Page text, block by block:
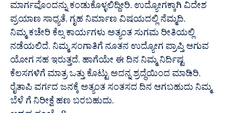
ಮಾರ್ಗವೊಂದನ್ನು ಕಂಡುಕೊಳ್ಳಲಿದ್ದೀರಿ. ಉದ್ಯೋಗಕ್ಕಾಗಿ ವಿದೇಶ
ಪ್ರಯಾಣ ಸಾಧ್ಯತೆ. ಗೃಹ ನಿರ್ಮಾಣ ವಿಷಯದಲ್ಲಿ ನೆಮ್ಮದಿ.
ನಿಮ್ಮ ಕಚೇರಿ ಕೆಲ್ಸ ಕಾರ್ಯಗಳು ಅತ್ಯಂತ ಸುಗಮ ರೀತಿಯಲ್ಲಿ
ನಡೆಯಲಿದೆ. ನಿಮ್ಮ ಸಂಗಾತಿಗೆ ನೂತನ ಉದ್ಯೋಗ ಪ್ರಾಪ್ತಿ ಆಗುವ
ಯೋಗ ಸಹ ಇರುತ್ತದೆ. ಹಾಗೆಯೇ ಈ ದಿನ ನಿಮ್ಮ ನಿರ್ದಿಷ್ಟ
ಕೆಲಸಗಳಿಗೆ ಮಾತ್ರ ಒತ್ತು ಕೊಟ್ಟು ಅದನ್ನ ಶ್ರದ್ಧೆಯಿಂದ ಮಾಡಿರಿ.
ರೈತಾಪಿ ವರ್ಗದ ಜನಕ್ಕೆ ಅತ್ಯಂತ ಸಂತಸದ ದಿನ ಆಗಬಹುದು ನಿಮ್ಮ
ಬೆಳೆ ಗೆ ನಿರೀಕ್ಷೆ ಹಣ ಬರಬಹುದು.